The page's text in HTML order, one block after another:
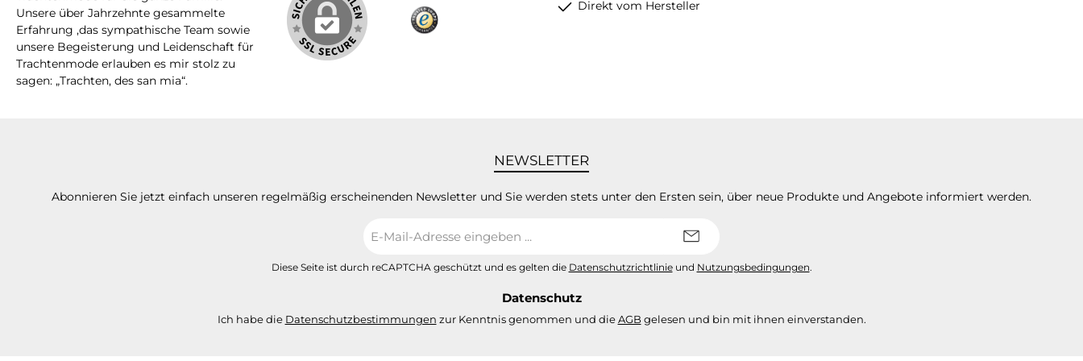
Unsere über Jahrzehnte gesammelte
Erfahrung ,das sympathische Team sowie
unsere Begeisterung und Leidenschaft für
Trachtenmode erlauben es mir stolz zu
sagen: „Trachten, des san mia“.
Direkt vom Hersteller
NEWSLETTER
Abonnieren Sie jetzt einfach unseren regelmäßig erscheinenden Newsletter und Sie werden stets unter den Ersten sein, über neue Produkte und Angebote informiert werden.
Mail-
Adresse
Diese Seite ist durch reCAPTCHA geschützt und es gelten die Datenschutzrichtlinieund Nutzungsbedingungen.
Datenschutz
Ich habe die Datenschutzbestimmungen zur Kenntnis genommen und dieAGB gelesen und bin mit ihnen einverstanden.